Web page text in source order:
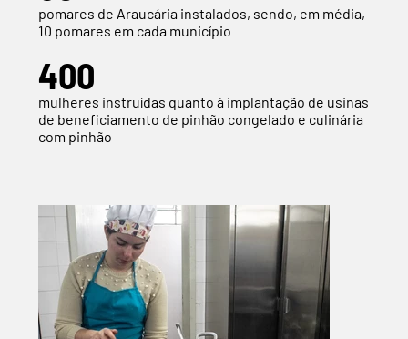
pomares de Araucária instalados, sendo, em média,
10 pomares em cada município
400
mulheres instruídas quanto à implantação de usinas
de beneficiamento de pinhão congelado e culinária
com pinhão